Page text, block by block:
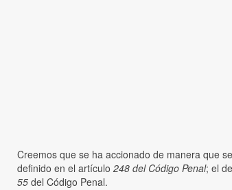
Creemos que se ha accionado de manera que
definido en el artículo 248 del Código Penal; el
55 del Código Penal.